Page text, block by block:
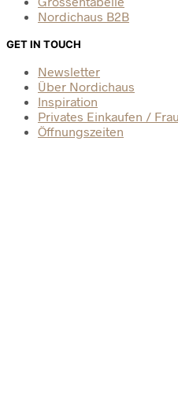
Nordichaus B2B
GET IN TOUCH
Newsletter
Über Nordichaus
Inspiration
Privates Einkaufen /
Öffnungszeiten